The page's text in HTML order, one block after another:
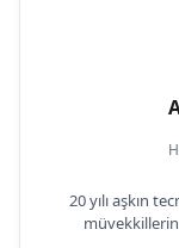
20 yılı aşkın